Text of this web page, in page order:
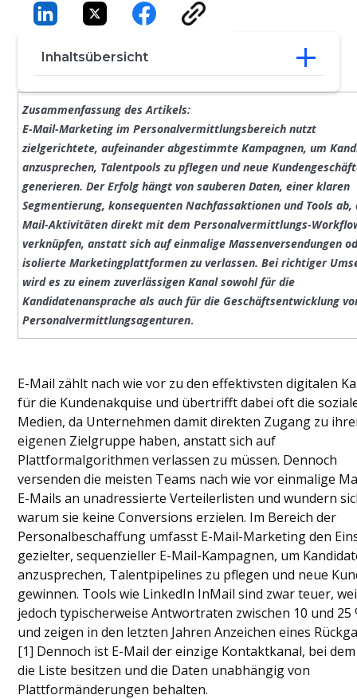
Inhaltsübersicht
Ziele des E-Mail-Marketings im Bereich
Personalbeschaffung
Für das E-Mail-Marketing im Bereich
Personalbeschaffung sind die richtigen
Tools erforderlich
Strategie 1: Kandidatenakquise und -
pflege
Strategie 2: E-Mail-Marketing für
Personalvermittlungsagenturen und
Kundenakquise
So stellen Sie sicher, dass Ihre E-Mails
auch wirklich ankommen
Nachverfolgung und Optimierung
Schlussfolgerung
Häufig gestellte Fragen
Zusammenfassung des Artikels:
E-Mail-Marketing im Personalvermittlungsbereich nutzt
zielgerichtete, aufeinander abgestimmte Kampagnen, um
anzusprechen, Talentpools zu pflegen und neue
generieren. Der Erfolg hängt von sauberen Daten, einer klaren
Segmentierung, konsequenten Nachfassaktionen und Tools ab,
Mail-Aktivitäten direkt mit dem Personalvermittlungs-
verknüpfen, anstatt sich auf einmalige Massenversendungen
isolierte Marketingplattformen zu verlassen. Bei richtiger
wird es zu einem zuverlässigen Kanal sowohl für die
Kandidatenansprache als auch für die Geschäftsentwicklung
Personalvermittlungsagenturen.
E-Mail zählt nach wie vor zu den effektivsten digitalen
für die Kundenakquise und übertrifft dabei oft die
Medien, da Unternehmen damit direkten Zugang zu
eigenen Zielgruppe haben, anstatt sich auf
Plattformalgorithmen verlassen zu müssen. Dennoch
versenden die meisten Teams nach wie vor einmalige
E-Mails an unadressierte Verteilerlisten und wundern
warum sie keine Conversions erzielen. Im Bereich der
Personalbeschaffung umfasst E-Mail-Marketing den
gezielter, sequenzieller E-Mail-Kampagnen, um
anzusprechen, Talentpipelines zu pflegen und neue
gewinnen. Tools wie LinkedIn InMail sind zwar teuer,
jedoch typischerweise Antwortraten zwischen 10 und 25
und zeigen in den letzten Jahren Anzeichen eines
[1] Dennoch ist E-Mail der einzige Kontaktkanal, bei dem
die Liste besitzen und die Daten unabhängig von
Plattformänderungen behalten.